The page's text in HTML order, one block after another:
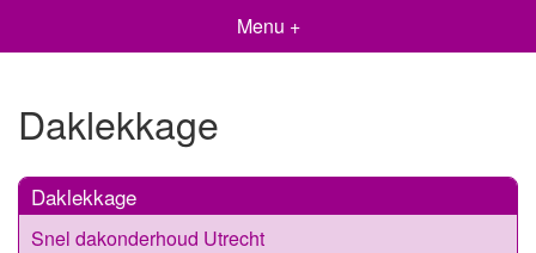
Menu +
Daklekkage
Daklekkage
Snel dakonderhoud Utrecht